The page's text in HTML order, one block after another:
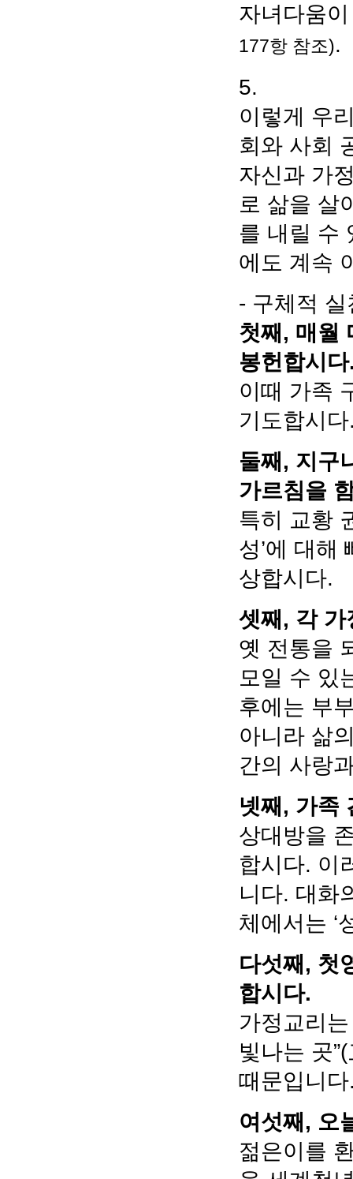
자녀다움
177항 참조).
5.
이렇게 우
회와 사회
자신과 가
로 삶을 살
를 내릴 수
에도 계속
- 구체적
첫째, 매월
봉헌합시
이때 가족
기도합시
둘째, 지구
가르침을
특히 교황
성’에 대해
상합시다.
셋째, 각 가
옛 전통을
모일 수 있
후에는 부
아니라 삶
간의 사랑
넷째, 가족
상대방을
합시다. 이
니다. 대화
체에서는 ‘
다섯째, 첫
합시다.
가정교리
빛나는 곳
때문입니
여섯째, 오
젊은이를